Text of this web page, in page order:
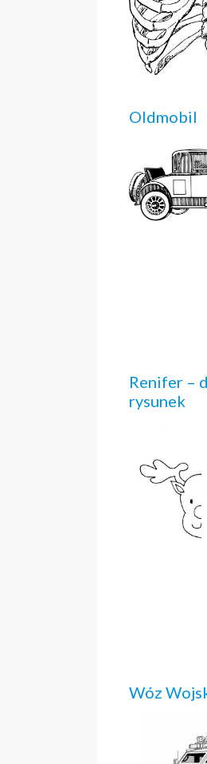
Oldmobil
Renifer –
rysunek
Wóz